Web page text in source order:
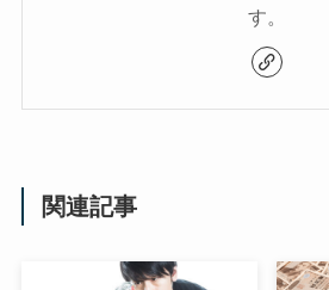
す。
関連記事